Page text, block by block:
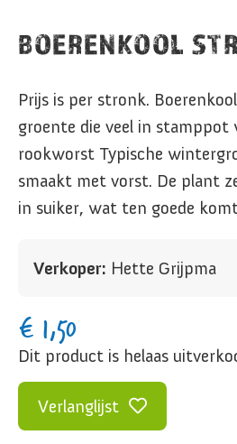
BOERENKOOL
Prijs is per stronk.
groente die veel in
rookworst Typische
smaakt met vorst. De plant
in suiker, wat ten goede
Verkoper: Hette Grijpma
€ 1,50
Dit product is helaas
Verlanglijst